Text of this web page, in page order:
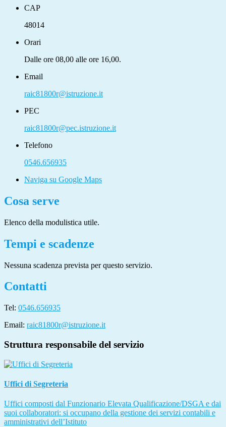
CAP
48014
Orari
Dalle ore 08,00 alle ore 16,00.
Email
raic81800r@istruzione.it
PEC
raic81800r@pec.istruzione.it
Telefono
0546.656935
Naviga su Google Maps
Cosa serve
Elenco della modulistica utile.
Tempi e scadenze
Nessuna scadenza prevista per questo servizio.
Contatti
Tel: 0546.656935
Email: raic81800r@istruzione.it
Struttura responsabile del servizio
Uffici di Segreteria
Uffici composti dal Funzionario Elevata Qualificazione/DSGA e dai
suoi collaboratori: si occupano della gestione dei servizi contabili e
amministrativi dell’Istituto